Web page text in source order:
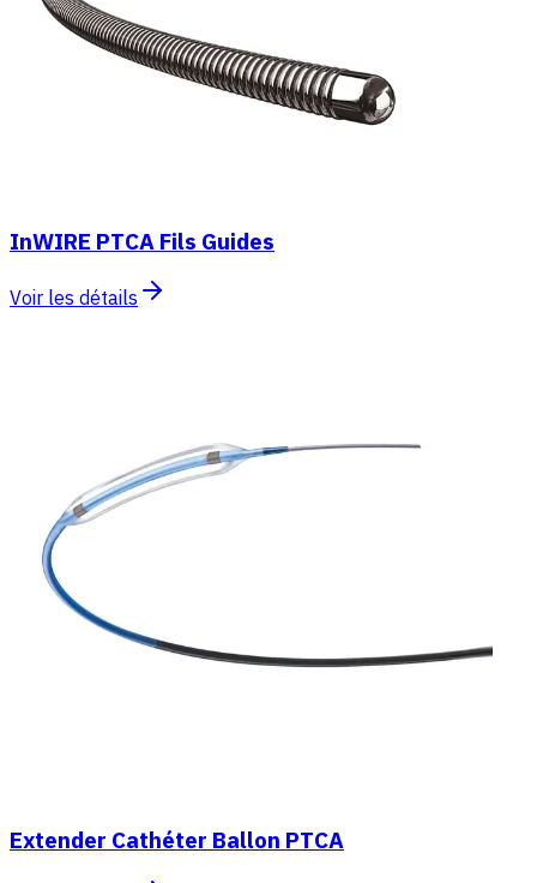
InWIRE PTCA Fils Guides
Voir les détails
Extender Cathéter Ballon PTCA